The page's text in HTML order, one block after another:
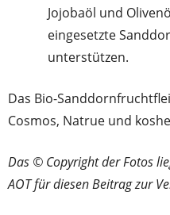
Jojobaöl und
eingesetzte
unterstützen.
Das Bio-
Cosmos, Natrue und
Das © Copyright der Fotos
AOT für diesen Beitrag zur